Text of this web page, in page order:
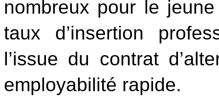
nombreux pour le
taux d’insertion
l’issue du contrat
employabilité rapide.